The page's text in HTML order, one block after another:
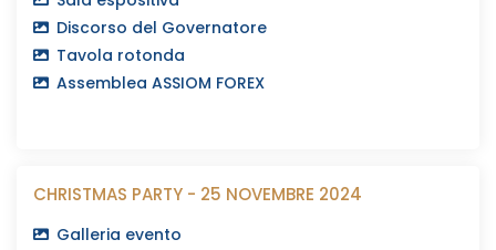
Discorso del Governatore
Tavola rotonda
Assemblea ASSIOM FOREX
CHRISTMAS PARTY - 25 NOVEMBRE 2024
Galleria evento